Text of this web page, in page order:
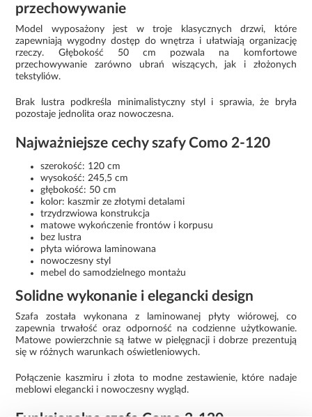
przechowywanie
Model wyposażony jest w troje klasycznych drzwi, które
zapewniają wygodny dostęp do wnętrza i ułatwiają organizację
rzeczy. Głębokość 50 cm pozwala na komfortowe
przechowywanie zarówno ubrań wiszących, jak i złożonych
tekstyliów.
Brak lustra podkreśla minimalistyczny styl i sprawia, że bryła
pozostaje jednolita oraz nowoczesna.
Najważniejsze cechy szafy Como 2-120
szerokość: 120 cm
wysokość: 245,5 cm
głębokość: 50 cm
kolor: kaszmir ze złotymi detalami
trzydrzwiowa konstrukcja
matowe wykończenie frontów i korpusu
bez lustra
płyta wiórowa laminowana
nowoczesny styl
mebel do samodzielnego montażu
Solidne wykonanie i elegancki design
Szafa została wykonana z laminowanej płyty wiórowej, co
zapewnia trwałość oraz odporność na codzienne użytkowanie.
Matowe powierzchnie są łatwe w pielęgnacji i dobrze prezentują
się w różnych warunkach oświetleniowych.
Połączenie kaszmiru i złota to modne zestawienie, które nadaje
meblowi elegancki i nowoczesny wygląd.